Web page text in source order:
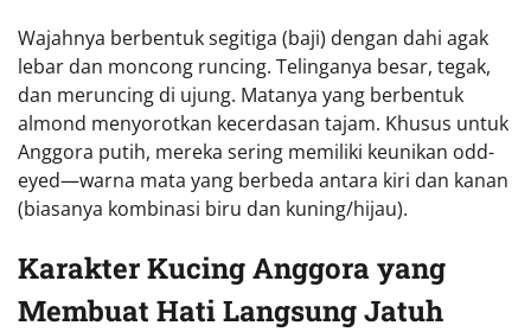
Wajahnya berbentuk segitiga (baji) dengan dahi agak
lebar dan moncong runcing. Telinganya besar, tegak,
dan meruncing di ujung. Matanya yang berbentuk
almond menyorotkan kecerdasan tajam. Khusus untuk
Anggora putih, mereka sering memiliki keunikan odd-
eyed—warna mata yang berbeda antara kiri dan kanan
(biasanya kombinasi biru dan kuning/hijau).
Karakter Kucing Anggora yang
Membuat Hati Langsung Jatuh